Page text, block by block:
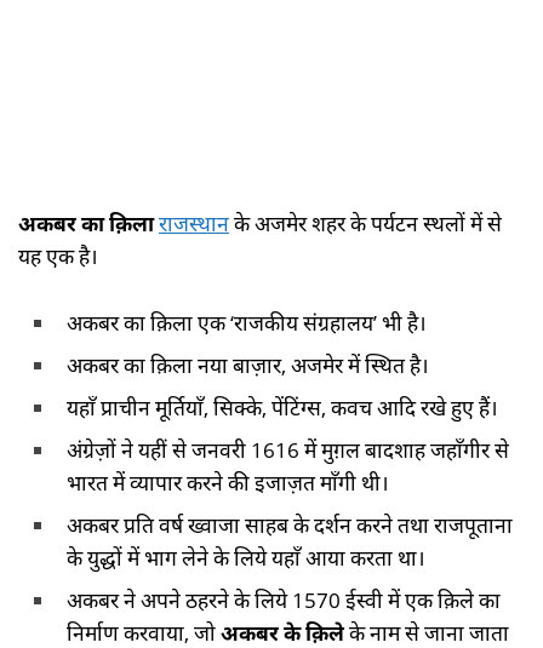
अकबर का क़िलाराजस्थानके अजमेर शहर के पर्यटन स्थलों में से
यह एक है।
अकबर का क़िला एक ‘राजकीय संग्रहालय’ भी है।
अकबर का क़िला नया बाज़ार, अजमेर में स्थित है।
यहाँ प्राचीन मूर्तियाँ, सिक्के, पेंटिंग्स, कवच आदि रखे हुए हैं।
अंग्रेज़ों ने यहीं से जनवरी 1616 में मुग़ल बादशाह जहाँगीर से
भारत में व्यापार करने की इजाज़त माँगी थी।
अकबर प्रति वर्ष ख्वाजा साहब के दर्शन करने तथा राजपूताना
के युद्धों में भाग लेने के लिये यहाँ आया करता था।
अकबर ने अपने ठहरने के लिये 1570 ईस्वी में एक क़िले का
निर्माण करवाया, जोअकबर के क़िलेके नाम से जाना जाता